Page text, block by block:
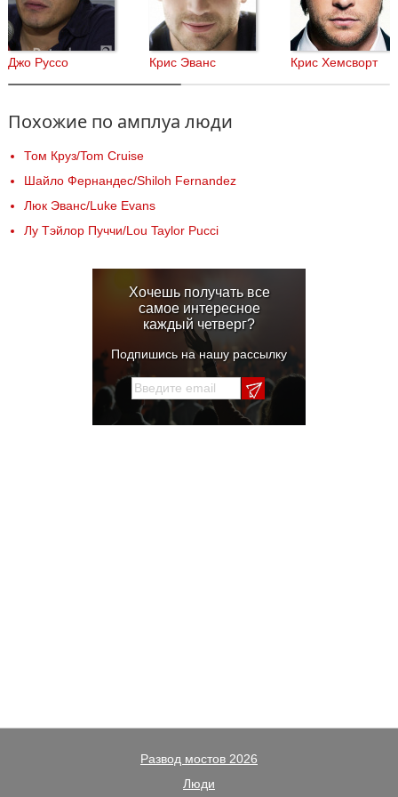
Джо Руссо Крис Эванс Крис Хемсворт
Похожие по амплуа люди
Том Круз/Tom Cruise
Шайло Фернандес/Shiloh Fernandez
Люк Эванс/Luke Evans
Лу Тэйлор Пуччи/Lou Taylor Pucci
Хочешь получать все
самое интересное
каждый четверг?
Подпишись на нашу рассылку
Развод мостов 2026
Люди